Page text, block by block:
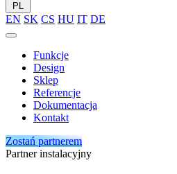
PL
EN SK CS HU IT DE
Funkcje
Design
Sklep
Referencje
Dokumentacja
Kontakt
Zostań partnerem
Partner instalacyjny